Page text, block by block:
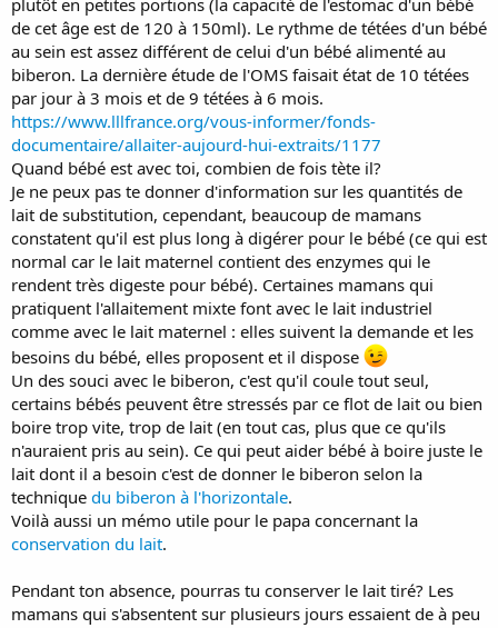
plutôt en petites portions (la capacité de l'estomac d'un bébé
de cet âge est de 120 à 150ml). Le rythme de tétées d'un bébé
au sein est assez différent de celui d'un bébé alimenté au
biberon. La dernière étude de l'OMS faisait état de 10 tétées
par jour à 3 mois et de 9 tétées à 6 mois.
https://www.lllfrance.org/vous-informer/fonds-
documentaire/allaiter-aujourd-hui-extraits/1177
Quand bébé est avec toi, combien de fois tète il?
Je ne peux pas te donner d'information sur les quantités de
lait de substitution, cependant, beaucoup de mamans
constatent qu'il est plus long à digérer pour le bébé (ce qui est
normal car le lait maternel contient des enzymes qui le
rendent très digeste pour bébé). Certaines mamans qui
pratiquent l'allaitement mixte font avec le lait industriel
comme avec le lait maternel : elles suivent la demande et les
besoins du bébé, elles proposent et il dispose
Un des souci avec le biberon, c'est qu'il coule tout seul,
certains bébés peuvent être stressés par ce flot de lait ou bien
boire trop vite, trop de lait (en tout cas, plus que ce qu'ils
n'auraient pris au sein). Ce qui peut aider bébé à boire juste le
lait dont il a besoin c'est de donner le biberon selon la
technique du biberon à l'horizontale.
Voilà aussi un mémo utile pour le papa concernant la
conservation du lait.
Pendant ton absence, pourras tu conserver le lait tiré? Les
mamans qui s'absentent sur plusieurs jours essaient de à peu